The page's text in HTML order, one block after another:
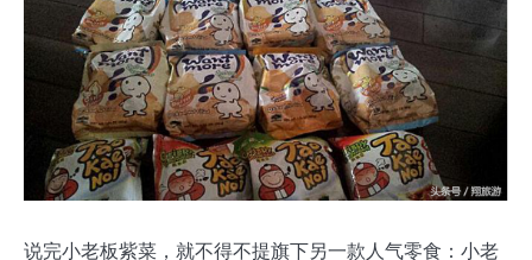
说完小老板紫菜，就不得不提旗下另一款人气零食：小老